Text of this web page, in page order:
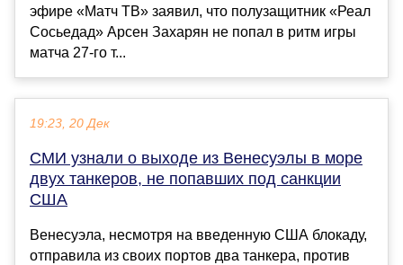
эфире «Матч ТВ» заявил, что полузащитник «Реал
Сосьедад» Арсен Захарян не попал в ритм игры
матча 27‑го т...
19:23, 20 Дек
СМИ узнали о выходе из Венесуэлы в море
двух танкеров, не попавших под санкции
США
Венесуэла, несмотря на введенную США блокаду,
отправила из своих портов два танкера, против